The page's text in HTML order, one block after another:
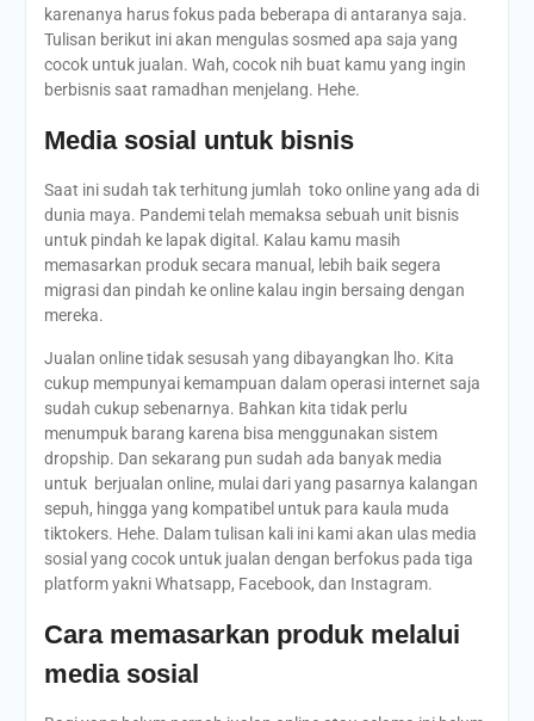
karenanya harus fokus pada beberapa di antaranya saja.
Tulisan berikut ini akan mengulas sosmed apa saja yang
cocok untuk jualan. Wah, cocok nih buat kamu yang ingin
berbisnis saat ramadhan menjelang. Hehe.
Media sosial untuk bisnis
Saat ini sudah tak terhitung jumlah toko online yang ada di
dunia maya. Pandemi telah memaksa sebuah unit bisnis
untuk pindah ke lapak digital. Kalau kamu masih
memasarkan produk secara manual, lebih baik segera
migrasi dan pindah ke online kalau ingin bersaing dengan
mereka.
Jualan online tidak sesusah yang dibayangkan lho. Kita
cukup mempunyai kemampuan dalam operasi internet saja
sudah cukup sebenarnya. Bahkan kita tidak perlu
menumpuk barang karena bisa menggunakan sistem
dropship. Dan sekarang pun sudah ada banyak media
untuk berjualan online, mulai dari yang pasarnya kalangan
sepuh, hingga yang kompatibel untuk para kaula muda
tiktokers. Hehe. Dalam tulisan kali ini kami akan ulas media
sosial yang cocok untuk jualan dengan berfokus pada tiga
platform yakni Whatsapp, Facebook, dan Instagram.
Cara memasarkan produk melalui
media sosial